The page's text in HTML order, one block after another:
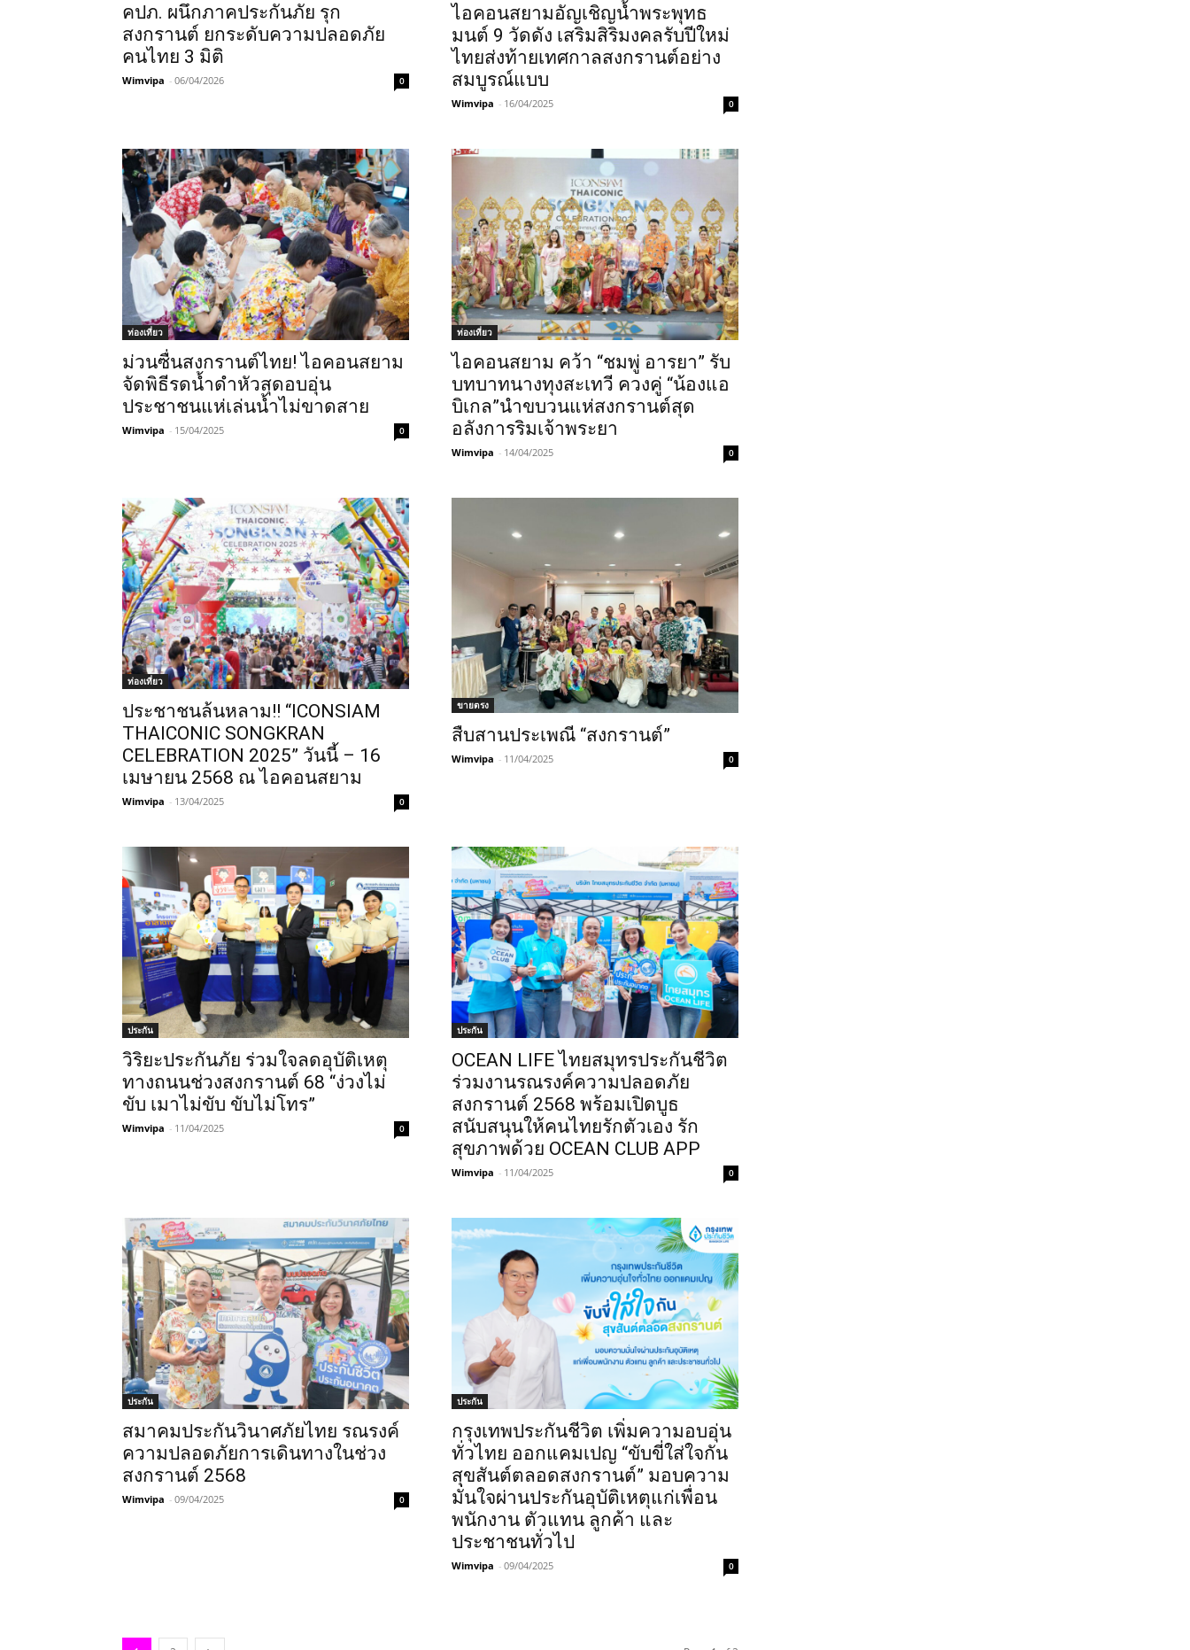
คปภ. ผนึกภาคประกันภัย รุก
สงกรานต์ ยกระดับความปลอดภัย
คนไทย 3 มิติ
Wimvipa - 06/04/2026 0
ไอคอนสยามอัญเชิญน้ำพระพุทธ
มนต์ 9 วัดดัง เสริมสิริมงคลรับปีใหม่
ไทยส่งท้ายเทศกาลสงกรานต์อย่าง
สมบูรณ์แบบ
Wimvipa - 16/04/2025 0
ท่องเที่ยว
ม่วนซื่นสงกรานต์ไทย! ไอคอนสยาม
จัดพิธีรดน้ำดำหัวสุดอบอุ่น
ประชาชนแห่เล่นน้ำไม่ขาดสาย
Wimvipa - 15/04/2025 0
ท่องเที่ยว
ไอคอนสยาม คว้า “ชมพู่ อารยา” รับ
บทบาทนางทุงสะเทวี ควงคู่ “น้องแอ
บิเกล”นำขบวนแห่สงกรานต์สุด
อลังการริมเจ้าพระยา
Wimvipa - 14/04/2025 0
ท่องเที่ยว
ประชาชนล้นหลาม!! “ICONSIAM
THAICONIC SONGKRAN
CELEBRATION 2025” วันนี้ – 16
เมษายน 2568 ณ ไอคอนสยาม
Wimvipa - 13/04/2025 0
ขายตรง
สืบสานประเพณี “สงกรานต์”
Wimvipa - 11/04/2025 0
ประกัน
วิริยะประกันภัย ร่วมใจลดอุบัติเหตุ
ทางถนนช่วงสงกรานต์ 68 “ง่วงไม่
ขับ เมาไม่ขับ ขับไม่โทร”
Wimvipa - 11/04/2025 0
ประกัน
OCEAN LIFE ไทยสมุทรประกันชีวิต
ร่วมงานรณรงค์ความปลอดภัย
สงกรานต์ 2568 พร้อมเปิดบูธ
สนับสนุนให้คนไทยรักตัวเอง รัก
สุขภาพด้วย OCEAN CLUB APP
Wimvipa - 11/04/2025 0
ประกัน
สมาคมประกันวินาศภัยไทย รณรงค์
ความปลอดภัยการเดินทางในช่วง
สงกรานต์ 2568
Wimvipa - 09/04/2025 0
ประกัน
กรุงเทพประกันชีวิต เพิ่มความอบอุ่น
ทั่วไทย ออกแคมเปญ “ขับขี่ใส่ใจกัน
สุขสันต์ตลอดสงกรานต์” มอบความ
มั่นใจผ่านประกันอุบัติเหตุแก่เพื่อน
พนักงาน ตัวแทน ลูกค้า และ
ประชาชนทั่วไป
Wimvipa - 09/04/2025 0